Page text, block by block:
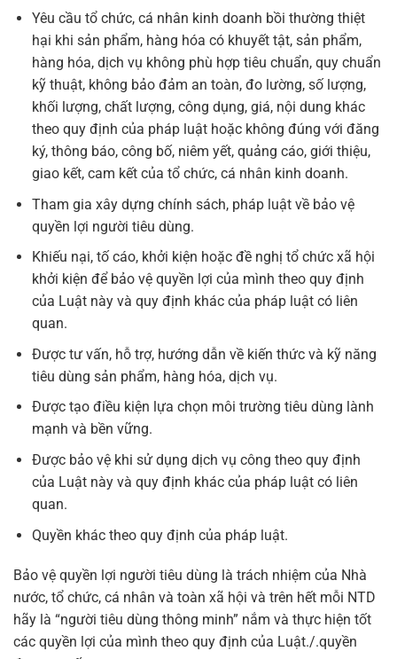
Yêu cầu tổ chức, cá nhân kinh doanh bồi thường thiệt
hại khi sản phẩm, hàng hóa có khuyết tật, sản phẩm,
hàng hóa, dịch vụ không phù hợp tiêu chuẩn, quy chuẩn
kỹ thuật, không bảo đảm an toàn, đo lường, số lượng,
khối lượng, chất lượng, công dụng, giá, nội dung khác
theo quy định của pháp luật hoặc không đúng với đăng
ký, thông báo, công bố, niêm yết, quảng cáo, giới thiệu,
giao kết, cam kết của tổ chức, cá nhân kinh doanh.
Tham gia xây dựng chính sách, pháp luật về bảo vệ
quyền lợi người tiêu dùng.
Khiếu nại, tố cáo, khởi kiện hoặc đề nghị tổ chức xã hội
khởi kiện để bảo vệ quyền lợi của mình theo quy định
của Luật này và quy định khác của pháp luật có liên
quan.
Được tư vấn, hỗ trợ, hướng dẫn về kiến thức và kỹ năng
tiêu dùng sản phẩm, hàng hóa, dịch vụ.
Được tạo điều kiện lựa chọn môi trường tiêu dùng lành
mạnh và bền vững.
Được bảo vệ khi sử dụng dịch vụ công theo quy định
của Luật này và quy định khác của pháp luật có liên
quan.
Quyền khác theo quy định của pháp luật.
Bảo vệ quyền lợi người tiêu dùng là trách nhiệm của Nhà
nước, tổ chức, cá nhân và toàn xã hội và trên hết mỗi NTD
hãy là “người tiêu dùng thông minh” nắm và thực hiện tốt
các quyền lợi của mình theo quy định của Luật./.quyền